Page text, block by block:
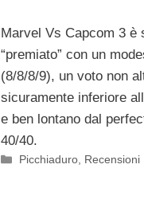
Marvel Vs Capcom 3 è
“premiato” con un
(8/8/8/9), un voto non
sicuramente inferiore
e ben lontano dal
40/40.
Categorie
Picchiaduro Recensioni